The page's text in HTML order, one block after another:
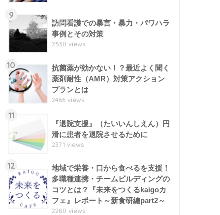
9
訪問看護での暴言・暴力・パワハラ
事例とその対策
2530 views
10
抗菌薬が効かない！？最近よく聞く
薬剤耐性（AMR）対策アクション
プランとは
2466 views
11
『退院支援』（たいいんしえん）円
滑に患者を退院させるために
2371 views
12
地域で栄養・口から食べるを支援！
多職種連携・チームビルディングの
コツとは？『未来をつくるkaigoカ
フェ』レポート～新食研編part2～
2280 views